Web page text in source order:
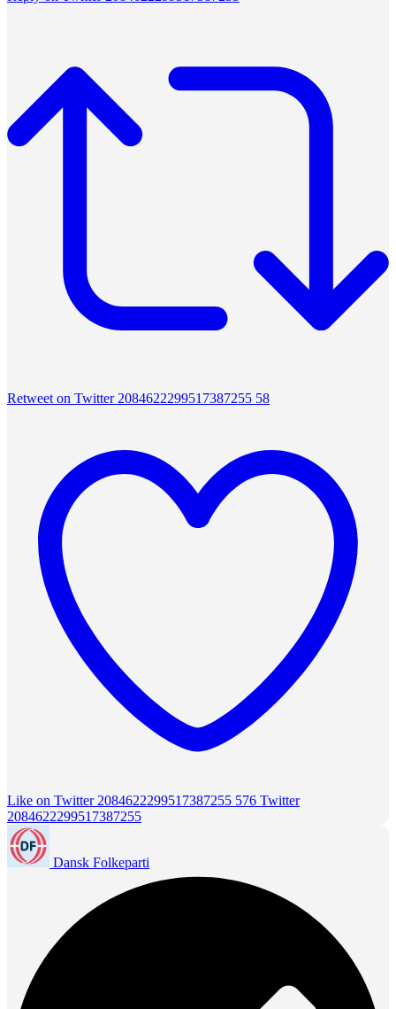
Retweet on Twitter 2084622299517387255 58
Like on Twitter 2084622299517387255 576 Twitter
2084622299517387255
Dansk Folkeparti